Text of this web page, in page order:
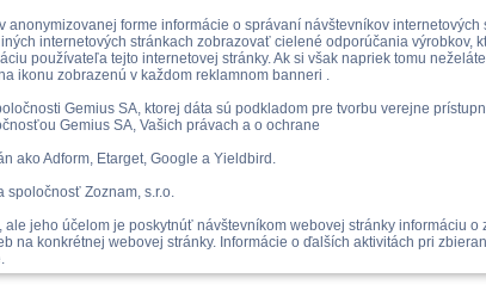
forme informácie o správaní návštevníkov
internetových stránkach zobrazovať cielené odporúčania výrobkov,
používateľa tejto internetovej stránky. Ak si však napriek tomu
ikonu zobrazenú v každom reklamnom banneri .
Gemius SA, ktorej dáta sú podkladom pre tvorbu verejne
Gemius SA, Vašich právach a o ochrane
ako Adform, Etarget, Google a Yieldbird.
spoločnosť Zoznam, s.r.o.
jeho účelom je poskytnúť návštevníkom webovej stránky informáciu
konkrétnej webovej stránky. Informácie o ďalších aktivitách pri